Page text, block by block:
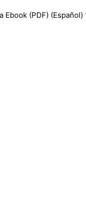
de las
(PDF) (Español)